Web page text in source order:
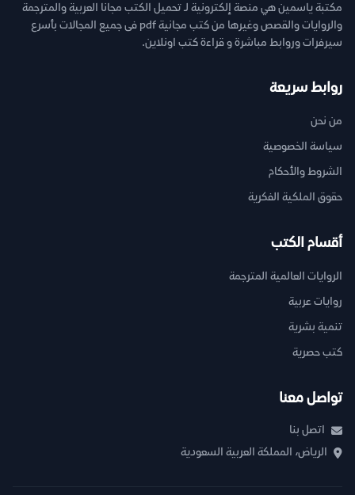
مكتبة ياسمين هي منصة إلكترونية لـ تحميل الكتب مجانا العربية والمترجمة
والروايات والقصص وغيرها من كتب مجانية pdf فى جميع المجالات بأسرع
سيرفرات وروابط مباشرة و قراءة كتب اونلاين.
روابط سريعة
من نحن
سياسة الخصوصية
الشروط والأحكام
حقوق الملكية الفكرية
أقسام الكتب
الروايات العالمية المترجمة
روايات عربية
تنمية بشرية
كتب حصرية
تواصل معنا
اتصل بنا
الرياض، المملكة العربية السعودية